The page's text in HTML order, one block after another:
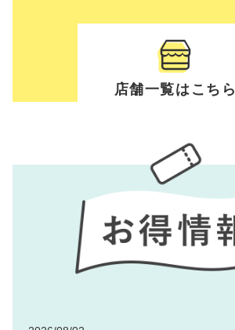
ザイン制作を更新しました
店舗一覧はこちら